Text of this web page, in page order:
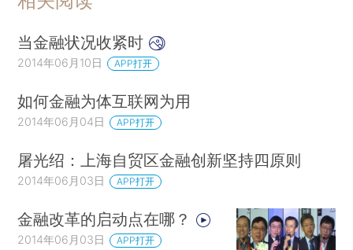
当金融状况收紧时
2014年06月10日 APP打开
如何金融为体互联网为用
2014年06月04日 APP打开
屠光绍：上海自贸区金融创新坚持四原则
2014年06月03日 APP打开
金融改革的启动点在哪？
2014年06月03日 APP打开